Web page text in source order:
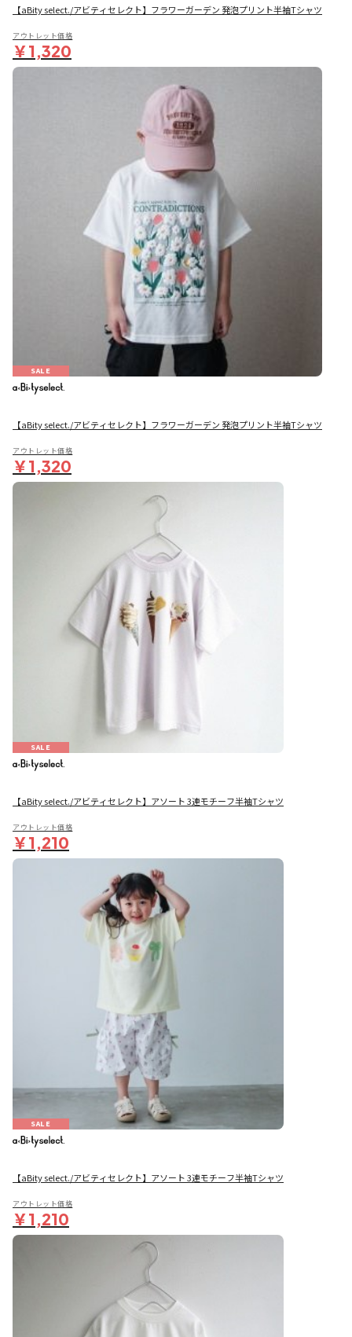
【aBity select./アビティセレクト】フラワーガーデン 発泡プリント半袖Tシャツ
アウトレット価格
￥1,320
SALE
【aBity select./アビティセレクト】フラワーガーデン 発泡プリント半袖Tシャツ
アウトレット価格
￥1,320
SALE
【aBity select./アビティセレクト】アソート 3連モチーフ半袖Tシャツ
アウトレット価格
￥1,210
SALE
【aBity select./アビティセレクト】アソート 3連モチーフ半袖Tシャツ
アウトレット価格
￥1,210